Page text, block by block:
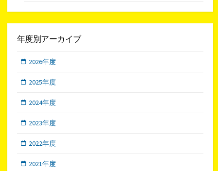
年度別アーカイブ
2026年度
2025年度
2024年度
2023年度
2022年度
2021年度